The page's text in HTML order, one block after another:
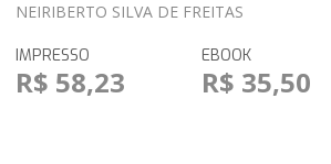
NEIRIBERTO SILVA DE FREITAS
IMPRESSO
R$ 58,23
EBOOK
R$ 35,50